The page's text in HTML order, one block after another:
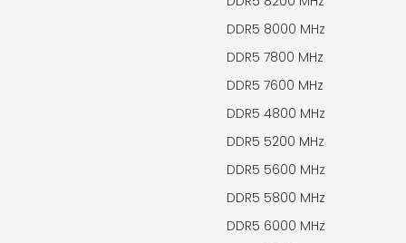
DDR5 8000 MHz
DDR5 7800 MHz
DDR5 7600 MHz
DDR5 4800 MHz
DDR5 5200 MHz
DDR5 5600 MHz
DDR5 5800 MHz
DDR5 6000 MHz